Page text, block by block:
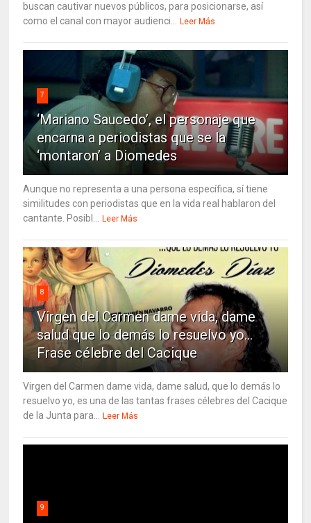
buscan cautivar nuevos públicos, para posicionarse, así
como el canal con mayor audienci... Leer Más
7
‘Mariano Saucedo’, el personaje que
encarna a periodistas que se la
‘montaron’ a Diomedes
Aunque no representa a una persona específica, sí tiene
similitudes con periodistas que en la vida real hablaron del
cantante. Posibl... Leer Más
8
Virgen del Carmen dame vida, dame
salud que lo demás lo resuelvo yo…
Frase célebre del Cacique
Virgen del Carmen dame vida, dame salud, que lo demás lo
resuelvo yo, es una de las tantas frases célebres del Cacique
de la Junta para... Leer Más
9